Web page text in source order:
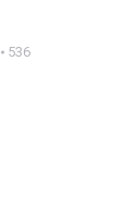
536